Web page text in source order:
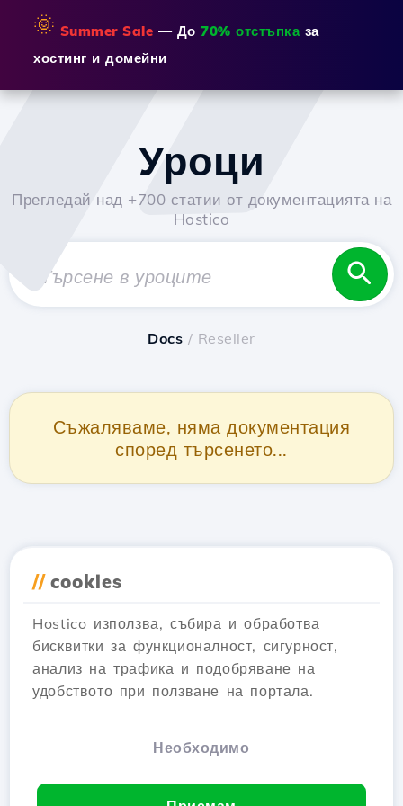
🌞 Summer Sale — До 70% отстъпказа
хостинг и домейни
Уроци
Прегледай над +700 статии от документацията на
Hostico
Docs / Reseller
Съжаляваме, няма документация
според търсенето...
// cookies
Hostico използва, събира и обработва
бисквитки за функционалност, сигурност,
анализ на трафика и подобряване на
удобството при ползване на портала.
Необходимо